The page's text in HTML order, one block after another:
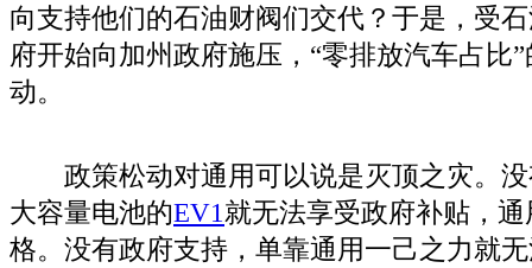
向支持他们的石油财阀们交代？于是，受
府开始向加州政府施压，“零排放汽车占比
动。
政策松动对通用可以说是灭顶之灾。没
大容量电池的EV1 就无法享受政府补贴，
格。没有政府支持，单靠通用一己之力就